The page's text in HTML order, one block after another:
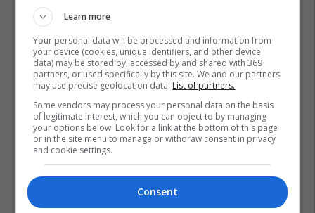
Learn more
Your personal data will be processed and information from
your device (cookies, unique identifiers, and other device
data) may be stored by, accessed by and shared with 369
partners, or used specifically by this site. We and our partners
may use precise geolocation data. List of partners.
Some vendors may process your personal data on the basis
of legitimate interest, which you can object to by managing
your options below. Look for a link at the bottom of this page
or in the site menu to manage or withdraw consent in privacy
and cookie settings.
Consent